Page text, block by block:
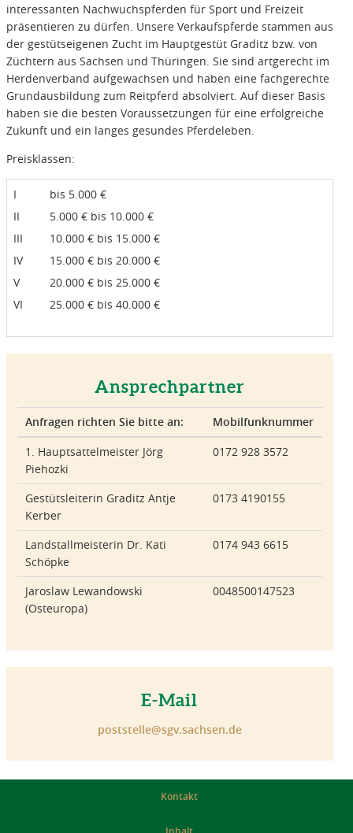
interessanten Nachwuchspferden für Sport und Freizeit
präsentieren zu dürfen. Unsere Verkaufspferde stammen aus
der gestütseigenen Zucht im Hauptgestüt Graditz bzw. von
Züchtern aus Sachsen und Thüringen. Sie sind artgerecht im
Herdenverband aufgewachsen und haben eine fachgerechte
Grundausbildung zum Reitpferd absolviert. Auf dieser Basis
haben sie die besten Voraussetzungen für eine erfolgreiche
Zukunft und ein langes gesundes Pferdeleben.
Preisklassen:
I
bis 5.000 €
II
5.000 € bis 10.000 €
III
10.000 € bis 15.000 €
IV
15.000 € bis 20.000 €
V
20.000 € bis 25.000 €
VI
25.000 € bis 40.000 €
Ansprechpartner
Anfragen richten Sie bitte an:
Mobilfunknummer
1. Hauptsattelmeister Jörg
Piehozki
0172 928 3572
Gestütsleiterin Graditz Antje
Kerber
0173 4190155
Landstallmeisterin Dr. Kati
Schöpke
0174 943 6615
Jaroslaw Lewandowski
(Osteuropa)
0048500147523
E-Mail
poststelle@sgv.sachsen.de
Kontakt